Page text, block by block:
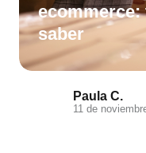
ecommerce:
saber
Paula C.
11 de